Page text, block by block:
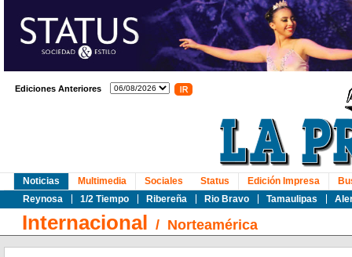
Ediciones Anteriores
Noticias
Reynosa
1/2 Tiempo Ribereña Rio Bravo Tamaulipas
Multimedia Sociales Status Edición Impresa
Internacional / Norteamérica